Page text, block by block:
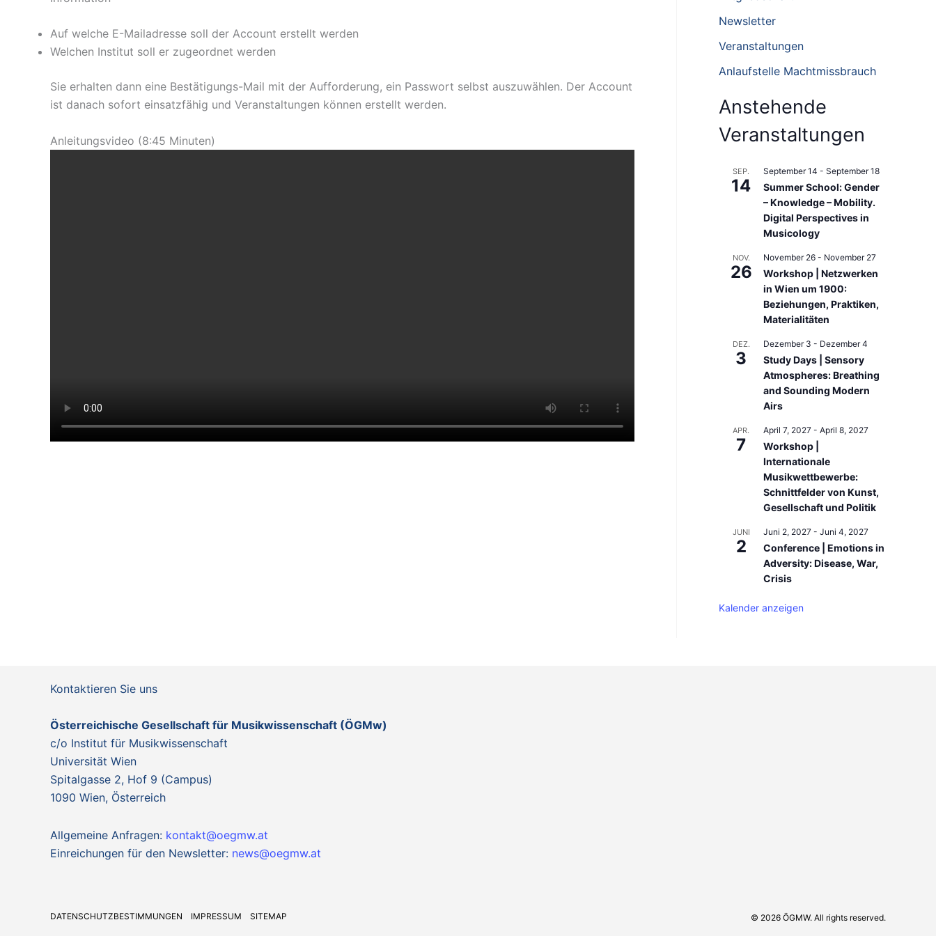
Auf welche E-Mailadresse soll der Account erstellt werden
Welchen Institut soll er zugeordnet werden
Sie erhalten dann eine Bestätigungs-Mail mit der Aufforderung, ein Passwort selbst auszuwählen. Der Account
ist danach sofort einsatzfähig und Veranstaltungen können erstellt werden.
Anleitungsvideo (8:45 Minuten)
c
h
:
Newsletter
Veranstaltungen
Anlaufstelle Machtmissbrauch
Anstehende
Veranstaltungen
SEP.
14
September 14 - September 18
Summer School: Gender
– Knowledge – Mobility.
Digital Perspectives in
Musicology
NOV.
26
November 26 - November 27
Workshop | Netzwerken
in Wien um 1900:
Beziehungen, Praktiken,
Materialitäten
DEZ.
3
Dezember 3 - Dezember 4
Study Days | Sensory
Atmospheres: Breathing
and Sounding Modern
Airs
APR.
7
April 7, 2027 - April 8, 2027
Workshop |
Internationale
Musikwettbewerbe:
Schnittfelder von Kunst,
Gesellschaft und Politik
JUNI
2
Juni 2, 2027 - Juni 4, 2027
Conference | Emotions in
Adversity: Disease, War,
Crisis
Kalender anzeigen
Kontaktieren Sie uns
Österreichische Gesellschaft für Musikwissenschaft (ÖGMw)
c/o Institut für Musikwissenschaft
Universität Wien
Spitalgasse 2, Hof 9 (Campus)
1090 Wien, Österreich
Allgemeine Anfragen: kontakt@oegmw.at
Einreichungen für den Newsletter: news@oegmw.at
DATENSCHUTZBESTIMMUNGEN IMPRESSUM SITEMAP © 2026 ÖGMW. All rights reserved.